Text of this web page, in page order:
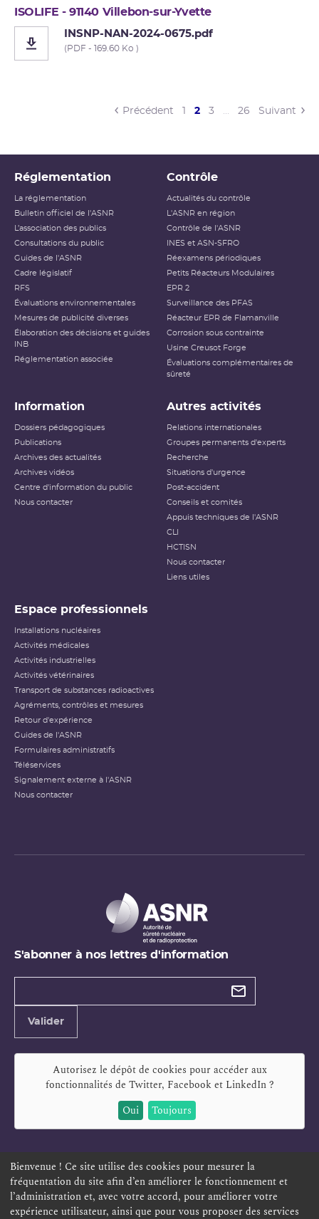
ISOLIFE - 91140 Villebon-sur-Yvette
INSNP-NAN-2024-0675.pdf
(PDF - 169.60 Ko )
Précédent 2(current)
3 … 26 Suivant
Réglementation
La réglementation
Bulletin officiel de l'ASNR
L’association des publics
Consultations du public
Guides de l'ASNR
Cadre législatif
RFS
Évaluations environnementales
Mesures de publicité diverses
Élaboration des décisions et guides
INB
Réglementation associée
Contrôle
Actualités du contrôle
L'ASNR en région
Contrôle de l'ASNR
INES et ASN-SFRO
Réexamens périodiques
Petits Réacteurs Modulaires
EPR 2
Surveillance des PFAS
Réacteur EPR de Flamanville
Corrosion sous contrainte
Usine Creusot Forge
Évaluations complémentaires de
sûreté
Information
Dossiers pédagogiques
Publications
Archives des actualités
Archives vidéos
Centre d'information du public
Nous contacter
Autres activités
Relations internationales
Groupes permanents d'experts
Recherche
Situations d'urgence
Post-accident
Conseils et comités
Appuis techniques de l'ASNR
CLI
HCTISN
Nous contacter
Liens utiles
Espace professionnels
Installations nucléaires
Activités médicales
Activités industrielles
Activités vétérinaires
Transport de substances radioactives
Agréments, contrôles et mesures
Retour d'expérience
Guides de l'ASNR
Formulaires administratifs
Téléservices
Signalement externe à l'ASNR
Nous contacter
S'abonner à nos lettres d'information
Types de
Valider
Autorisez le dépôt de cookies pour accéder aux
fonctionnalités de Twitter, Facebook et LinkedIn?
Oui
Toujours
ESPACE PERSONNEL OFFRES D'EMPLOI SIGNALEMENT
TÉLÉSERVICES PLAN DU SITE
Bienvenue ! Ce site utilise des cookies pour mesurer la
fréquentation du site afin d’en améliorer le fonctionnement et
l’administration et, avec votre accord, pour améliorer votre
expérience utilisateur, ainsi que pour vous proposer des services